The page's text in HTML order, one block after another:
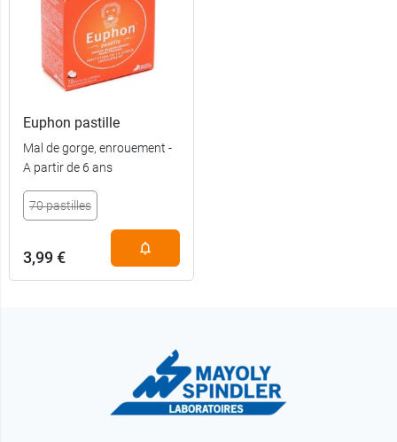
Euphon pastille
Mal de gorge, enrouement -
A partir de 6 ans
70 pastilles
3,99 €